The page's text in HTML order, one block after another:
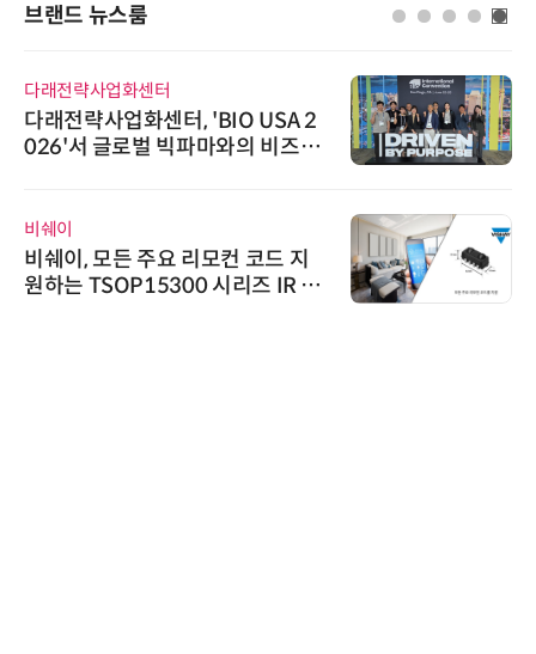
브랜드 뉴스룸
다래전략사업화센터
다래전략사업화센터, 'BIO USA 2
026'서 글로벌 빅파마와의 비즈니
비쉐이
비쉐이, 모든 주요 리모컨 코드 지
원하는 TSOP15300 시리즈 IR 수